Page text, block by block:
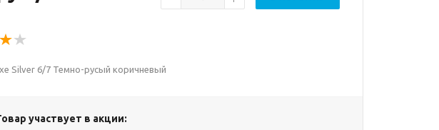
Silver 6/7 Темно-русый коричневый
участвует в акции: